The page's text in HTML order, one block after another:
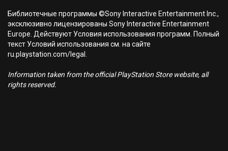
Библиотечные программы ©Sony Interactive Entertainment Inc.,
эксклюзивно лицензированы Sony Interactive Entertainment
Europe. Действуют Условия использования программ. Полный
текст Условий использования см. на сайте
ru.playstation.com/legal.
Information taken from the official PlayStation Store website, all
rights reserved.